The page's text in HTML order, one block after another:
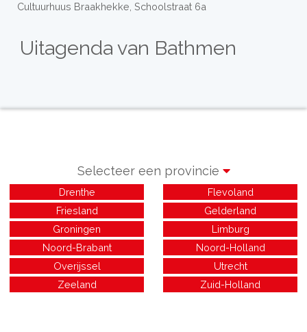
Cultuurhuus Braakhekke, Schoolstraat 6a
Uitagenda van Bathmen
Selecteer een provincie
Drenthe
Flevoland
Friesland
Gelderland
Groningen
Limburg
Noord-Brabant
Noord-Holland
Overijssel
Utrecht
Zeeland
Zuid-Holland